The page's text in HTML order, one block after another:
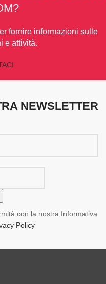
fornire informazioni sulle
e attività.
NEWSLETTER
con la nostra Informativa
Policy